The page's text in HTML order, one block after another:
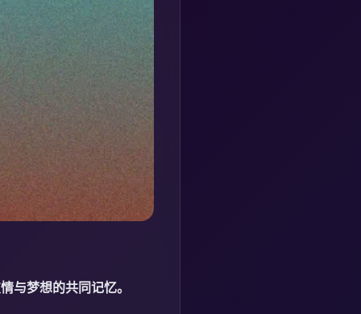
与梦想的共同记忆。